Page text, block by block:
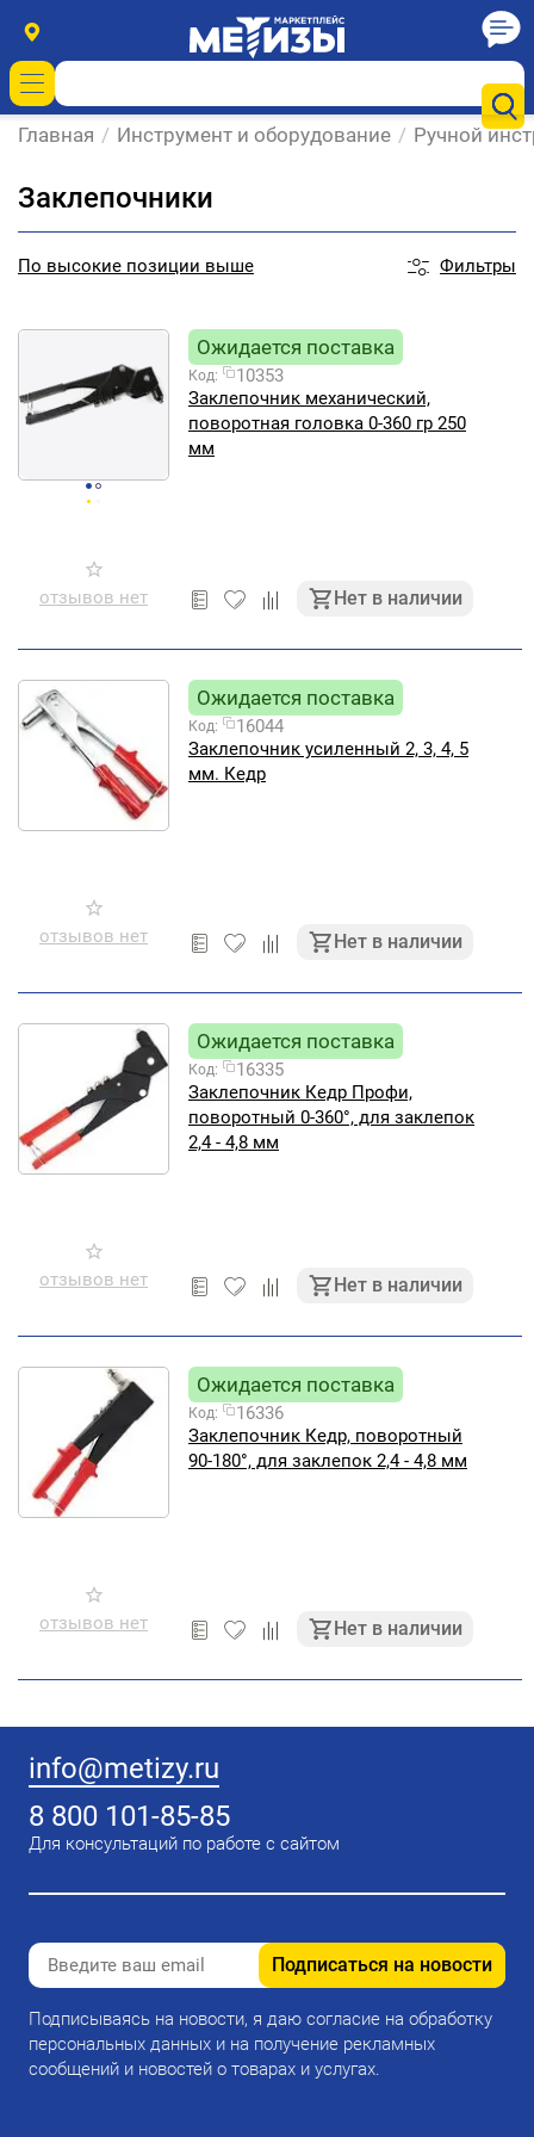
Главная / Инструмент и оборудование / Ручной
Заклепочники
По высокие позиции выше Фильтры
отзывов нет
Ожидается поставка
Код:
10353
Заклепочник механический,
поворотная головка 0-360 гр 250
мм
Нет в наличии
отзывов нет
Ожидается поставка
Код:
16044
Заклепочник усиленный 2, 3, 4, 5
мм. Кедр
Нет в наличии
отзывов нет
Ожидается поставка
Код:
16335
Заклепочник Кедр Профи,
поворотный 0-360°, для заклепок
2,4 - 4,8 мм
Нет в наличии
отзывов нет
Ожидается поставка
Код:
16336
Заклепочник Кедр, поворотный
90-180°, для заклепок 2,4 - 4,8 мм
Нет в наличии
info@metizy.ru
8 800 101-85-85
Для консультаций по работе с сайтом
Подписаться на новости
Подписываясь на новости, я даю согласие на обработку
персональных данных и на получение рекламных
сообщений и новостей о товарах и услугах.